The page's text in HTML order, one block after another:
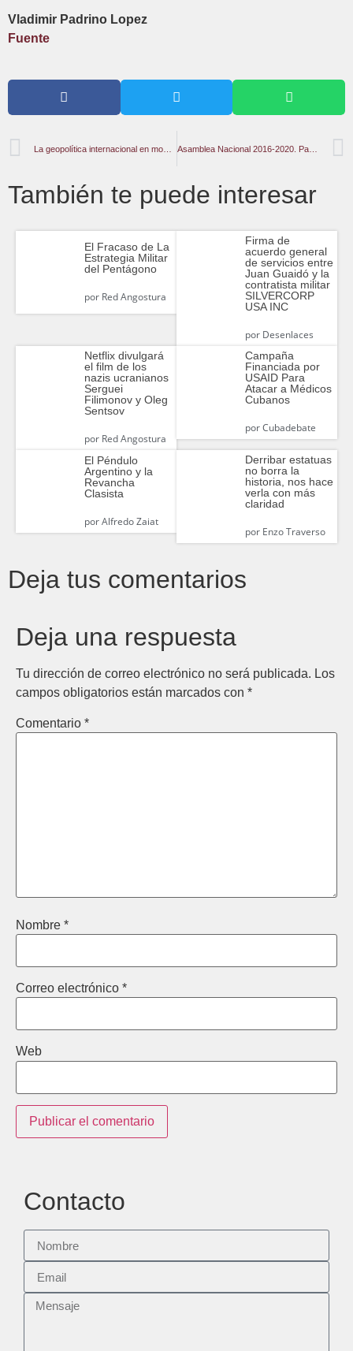
Vladimir Padrino Lopez
Fuente
Asamblea Nacional 2016-2020. Parte del plan
También te puede interesar
El Fracaso de La
Estrategia Militar
del Pentágono
porRed Angostura
Firma de
acuerdo general
de servicios entre
Juan Guaidó y la
contratista militar
SILVERCORP
USA INC
porDesenlaces
Netflix divulgará
el film de los
nazis ucranianos
‎Serguei
Filimonov y Oleg
Sentsov
porRed Angostura
Campaña
Financiada por
USAID Para
Atacar a Médicos
Cubanos
porCubadebate
El Péndulo
Argentino y la
Revancha
Clasista
porAlfredo Zaiat
Derribar estatuas
no borra la
historia, nos hace
verla con más
claridad
porEnzo Traverso
Deja tus comentarios
Deja una respuesta
Tu dirección de correo electrónico no será publicada. Los
campos obligatorios están marcados con *
Comentario *
Nombre *
Correo electrónico *
Web
Contacto